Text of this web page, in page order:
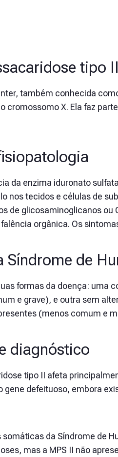
tipo
também conhecida
cromossomo X. Ela faz
da enzima iduronato
nos tecidos e células de
de glicosaminoglicanos ou
orgânica. Os
Síndrome de
formas da doença: uma
e grave), e outra sem
(menos comum e
diagnóstico
tipo II afeta
gene defeituoso, embora
da Síndrome de
mas a MPS II não